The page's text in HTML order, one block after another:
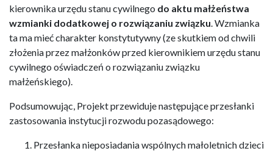
kierownika urzędu stanu cywilnego do aktu małżeństwa
wzmianki dodatkowej o rozwiązaniu związku. Wzmianka
ta ma mieć charakter konstytutywny (ze skutkiem od chwili
złożenia przez małżonków przed kierownikiem urzędu stanu
cywilnego oświadczeń o rozwiązaniu związku
małżeńskiego).
Podsumowując, Projekt przewiduje następujące przesłanki
zastosowania instytucji rozwodu pozasądowego:
Przesłanka nieposiadania wspólnych małoletnich dzieci